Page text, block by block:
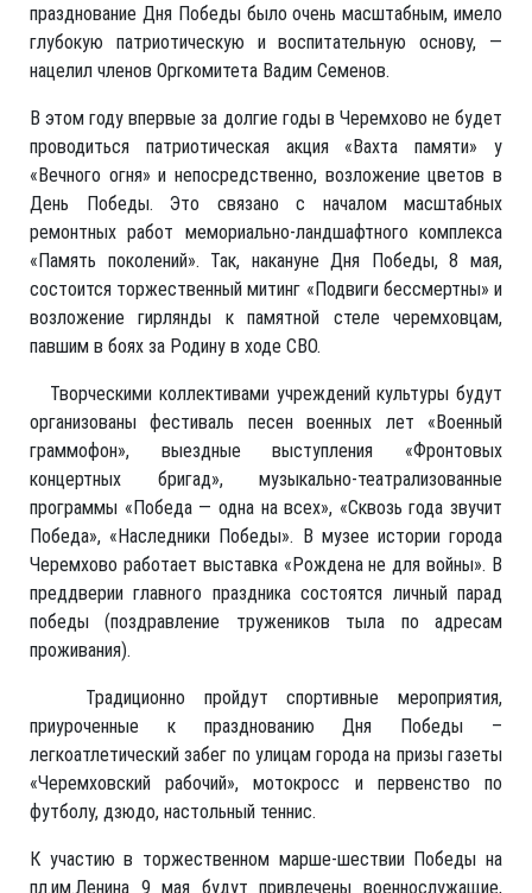
празднование Дня Победы было очень масштабным, имело
глубокую патриотическую и воспитательную основу, —
нацелил членов Оргкомитета Вадим Семенов.
В этом году впервые за долгие годы в Черемхово не будет
проводиться патриотическая акция «Вахта памяти» у
«Вечного огня» и непосредственно, возложение цветов в
День Победы. Это связано с началом масштабных
ремонтных работ мемориально-ландшафтного комплекса
«Память поколений». Так, накануне Дня Победы, 8 мая,
состоится торжественный митинг «Подвиги бессмертны» и
возложение гирлянды к памятной стеле черемховцам,
павшим в боях за Родину в ходе СВО.
Творческими коллективами учреждений культуры будут
организованы фестиваль песен военных лет «Военный
граммофон», выездные выступления «Фронтовых
концертных бригад», музыкально-театрализованные
программы «Победа — одна на всех», «Сквозь года звучит
Победа», «Наследники Победы». В музее истории города
Черемхово работает выставка «Рождена не для войны». В
преддверии главного праздника состоятся личный парад
победы (поздравление тружеников тыла по адресам
проживания).
Традиционно пройдут спортивные мероприятия,
приуроченные к празднованию Дня Победы –
легкоатлетический забег по улицам города на призы газеты
«Черемховский рабочий», мотокросс и первенство по
футболу, дзюдо, настольный теннис.
К участию в торжественном марше-шествии Победы на
пл.им.Ленина 9 мая будут привлечены военнослужащие,